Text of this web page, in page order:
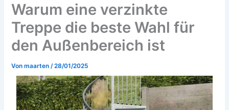
Warum eine verzinkte
Treppe die beste Wahl für
den Außenbereich ist
Vonmaarten/28/01/2025